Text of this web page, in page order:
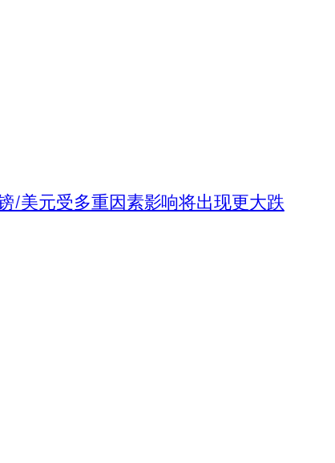
/美元受多重因素影响将出现更大跌